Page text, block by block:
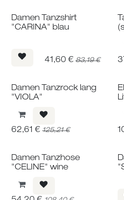
Damen Tanzshirt
"CARINA" blau
41,60 € 83,19€
Damen Tanzrock lang
"VIOLA"
62,61 € 125,21€
Damen Tanzhose
"CELINE" wine